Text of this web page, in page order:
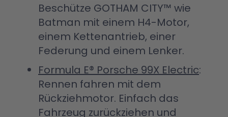
Beschütze GOTHAM CITY™ wie
Batman mit einem H4-Motor,
einem Kettenantrieb, einer
Federung und einem Lenker.
Formula E® Porsche 99X Electric:
Rennen fahren mit dem
Rückziehmotor. Einfach das
Fahrzeug zurückziehen und